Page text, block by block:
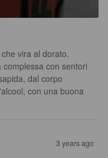
vira al dorato.
complessa con sentori
dal corpo
con una buona
3 years ago